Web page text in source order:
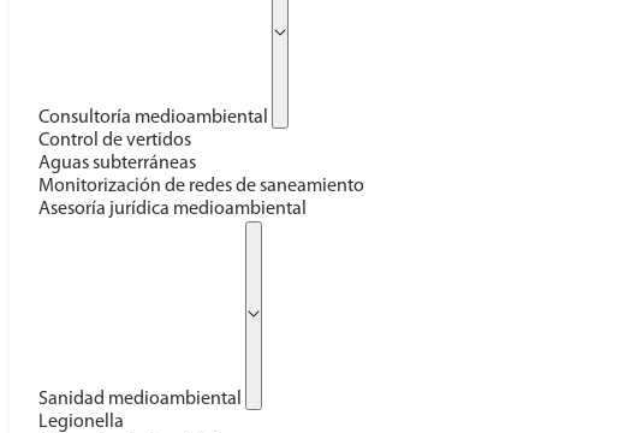
Consultoría medioambiental
Control de vertidos
Aguas subterráneas
Monitorización de redes de saneamiento
Asesoría jurídica medioambiental
Sanidad medioambiental
Legionella